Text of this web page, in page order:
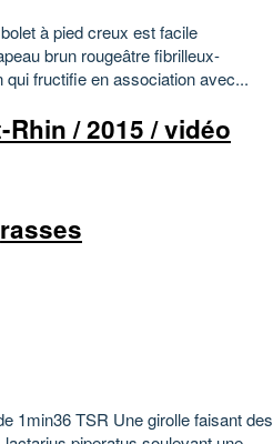
à pied creux est facile
brun rougeâtre fibrilleux-
fructifie en association avec...
/ 2015 / vidéo
1min36 TSR Une girolle faisant des